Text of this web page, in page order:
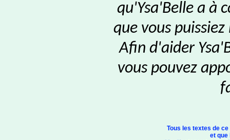
qu'Ysa'Belle a à
que vous
Afin d'aider
vous pouvez
Tous les textes de
et